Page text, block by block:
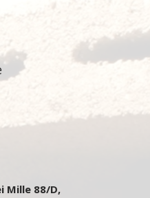
Mille 88/D,